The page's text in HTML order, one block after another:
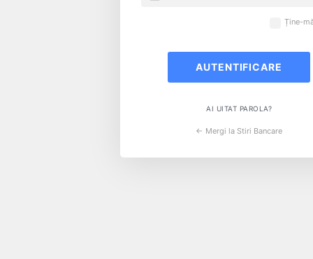
Ține-
AI UITAT PAROLA?
← Mergi la Stiri Bancare